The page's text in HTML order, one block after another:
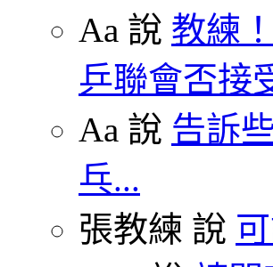
Aa 說 教練
乒聯會否接
Aa 說 告訴
乓...
張教練 說